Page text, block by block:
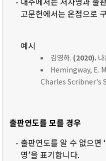
고문헌에서는 온점으로
예시
김영하. (2020).
Hemingway, E.
Charles Scribner's
출판연도를 모를 경우
- 출판연도를 알 수 없으면
명’을 표기합니다.